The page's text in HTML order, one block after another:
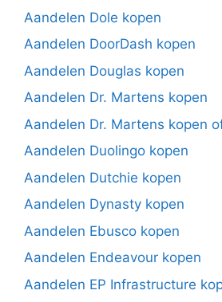
Aandelen Dole kopen
Aandelen DoorDash kopen
Aandelen Douglas kopen
Aandelen Dr. Martens kopen
Aandelen Dr. Martens kopen
Aandelen Duolingo kopen
Aandelen Dutchie kopen
Aandelen Dynasty kopen
Aandelen Ebusco kopen
Aandelen Endeavour kopen
Aandelen EP Infrastructure